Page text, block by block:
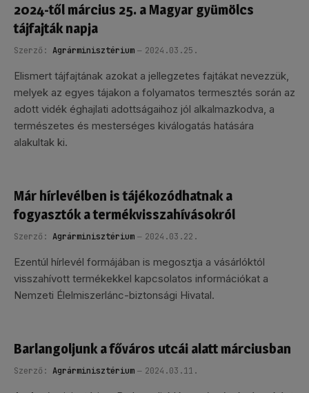
2024-től március 25. a Magyar gyümölcs
tájfajták napja
Szerző: Agrárminisztérium 2024.03.25.
Elismert tájfajtának azokat a jellegzetes fajtákat nevezzük,
melyek az egyes tájakon a folyamatos termesztés során az
adott vidék éghajlati adottságaihoz jól alkalmazkodva, a
természetes és mesterséges kiválogatás hatására
alakultak ki.
Már hírlevélben is tájékozódhatnak a
fogyasztók a termékvisszahívásokról
Szerző: Agrárminisztérium 2024.03.22.
Ezentúl hírlevél formájában is megosztja a vásárlóktól
visszahívott termékekkel kapcsolatos információkat a
Nemzeti Élelmiszerlánc-biztonsági Hivatal.
Barlangoljunk a főváros utcái alatt márciusban
Szerző: Agrárminisztérium 2024.03.11.